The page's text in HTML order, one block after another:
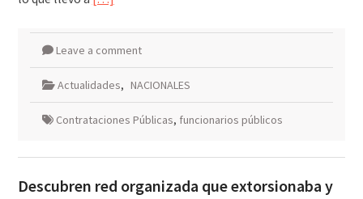
Leave a comment
Actualidades, NACIONALES
Contrataciones Públicas, funcionarios públicos
Descubren red organizada que extorsionaba y